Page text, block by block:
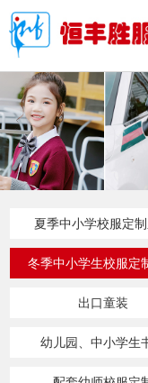
夏季中小学校服定制
冬季中小学生校服定
出口童装
幼儿园、中小学生